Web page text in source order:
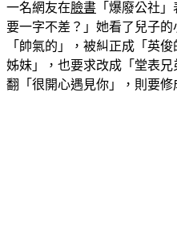
一名網友在臉書 「爆廢公社
要一字不差？」她看了兒子的
「帥氣的」，被糾正成「英
姊妹」，也要求改成「堂表兄
翻「很開心遇見你」，則要修